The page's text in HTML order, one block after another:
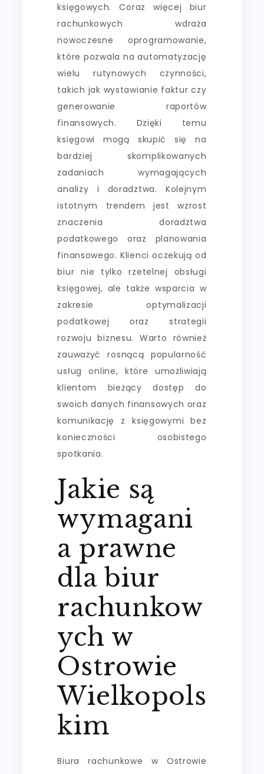
księgowych. Coraz więcej biur
rachunkowych wdraża
nowoczesne oprogramowanie,
które pozwala na automatyzację
wielu rutynowych czynności,
takich jak wystawianie faktur czy
generowanie raportów
finansowych. Dzięki temu
księgowi mogą skupić się na
bardziej skomplikowanych
zadaniach wymagających
analizy i doradztwa. Kolejnym
istotnym trendem jest wzrost
znaczenia doradztwa
podatkowego oraz planowania
finansowego. Klienci oczekują od
biur nie tylko rzetelnej obsługi
księgowej, ale także wsparcia w
zakresie optymalizacji
podatkowej oraz strategii
rozwoju biznesu. Warto również
zauważyć rosnącą popularność
usług online, które umożliwiają
klientom bieżący dostęp do
swoich danych finansowych oraz
komunikację z księgowymi bez
konieczności osobistego
spotkania.
Jakie są
wymagani
a prawne
dla biur
rachunkow
ych w
Ostrowie
Wielkopols
kim
Biura rachunkowe w Ostrowie